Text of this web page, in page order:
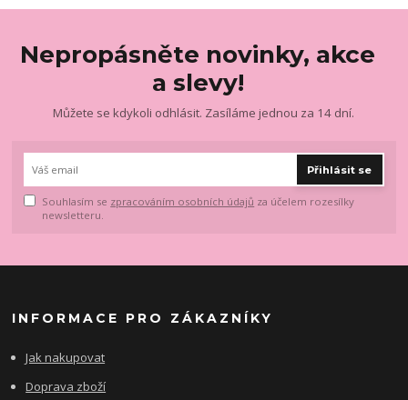
Nepropásněte novinky, akce
a slevy!
Můžete se kdykoli odhlásit. Zasíláme jednou za 14 dní.
Přihlásit se
Souhlasím se zpracováním osobních údajů za účelem rozesílky
newsletteru.
INFORMACE PRO ZÁKAZNÍKY
Jak nakupovat
Doprava zboží